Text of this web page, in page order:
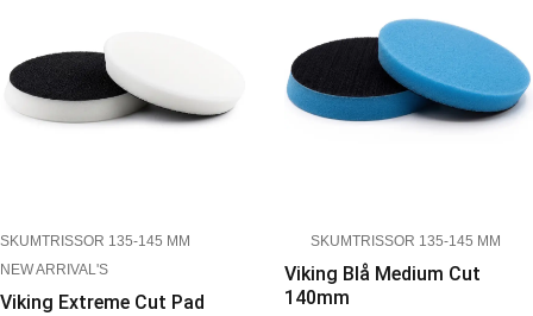
SKUMTRISSOR 135-145 MM
NEW ARRIVAL'S
Viking Extreme Cut Pad
SKUMTRISSOR 135-145 MM
Viking Blå Medium Cut
140mm